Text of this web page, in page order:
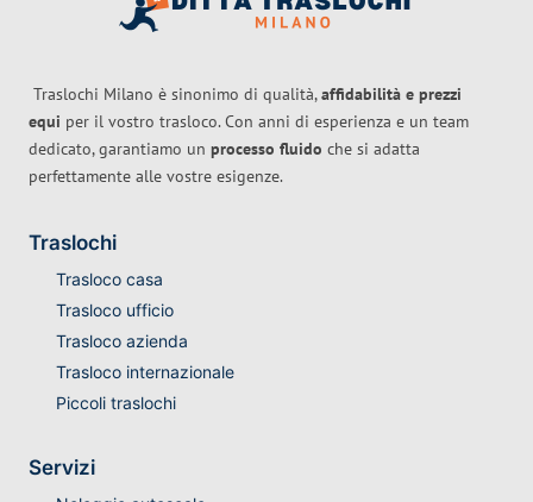
Traslochi Milano è sinonimo di qualità,affidabilità e prezzi
equi per il vostro trasloco. Con anni di esperienza e un team
dedicato, garantiamo un processo fluido che si adatta
perfettamente alle vostre esigenze.
Traslochi
Trasloco casa
Trasloco ufficio
Trasloco azienda
Trasloco internazionale
Piccoli traslochi
Servizi